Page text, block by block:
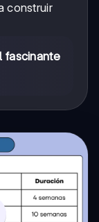
construir
fascinante